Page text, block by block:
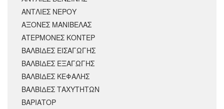
ΑΝΤΛΙΕΣ ΝΕΡΟΥ
ΑΞΟΝΕΣ ΜΑΝΙΒΕΛΑΣ
ΑΤΕΡΜΟΝΕΣ ΚΟΝΤΕΡ
ΒΑΛΒΙΔΕΣ ΕΙΣΑΓΩΓΗΣ
ΒΑΛΒΙΔΕΣ ΕΞΑΓΩΓΗΣ
ΒΑΛΒΙΔΕΣ ΚΕΦΑΛΗΣ
ΒΑΛΒΙΔΕΣ ΤΑΧΥΤΗΤΩΝ
ΒΑΡΙΑΤΟΡ